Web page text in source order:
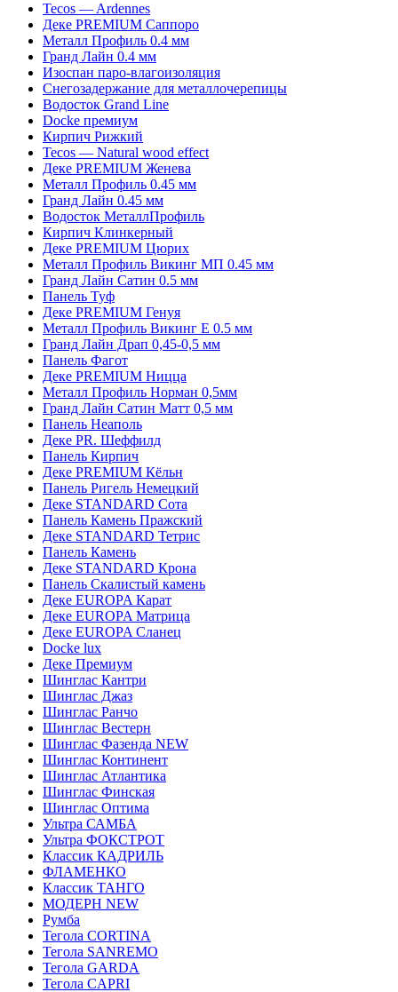
Tecos — Ardennes
Деке PREMIUM Саппоро
Металл Профиль 0.4 мм
Гранд Лайн 0.4 мм
Изоспан паро-влагоизоляция
Снегозадержание для металлочерепицы
Водосток Grand Line
Docke премиум
Кирпич Рижкий
Tecos — Natural wood effect
Деке PREMIUM Женева
Металл Профиль 0.45 мм
Гранд Лайн 0.45 мм
Водосток МеталлПрофиль
Кирпич Клинкерный
Деке PREMIUM Цюрих
Металл Профиль Викинг MП 0.45 мм
Гранд Лайн Сатин 0.5 мм
Панель Туф
Деке PREMIUM Генуя
Металл Профиль Викинг Е 0.5 мм
Гранд Лайн Драп 0,45-0,5 мм
Панель Фагот
Деке PREMIUM Ницца
Металл Профиль Норман 0,5мм
Гранд Лайн Сатин Матт 0,5 мм
Панель Неаполь
Деке PR. Шеффилд
Панель Кирпич
Деке PREMIUM Кёльн
Панель Ригель Немецкий
Деке STANDARD Сота
Панель Камень Пражский
Деке STANDARD Тетрис
Панель Камень
Деке STANDARD Крона
Панель Скалистый камень
Деке EUROPA Карат
Деке EUROPA Матрица
Деке EUROPA Сланец
Docke lux
Деке Премиум
Шинглас Кантри
Шинглас Джаз
Шинглас Ранчо
Шинглас Вестерн
Шинглас Фазенда NEW
Шинглас Континент
Шинглас Атлантика
Шинглас Финская
Шинглас Оптима
Ультра САМБА
Ультра ФОКСТРОТ
Классик КАДРИЛЬ
ФЛАМЕНКО
Классик ТАНГО
МОДЕРН NEW
Румба
Тегола CORTINA
Тегола SANREMO
Тегола GARDA
Тегола CAPRI